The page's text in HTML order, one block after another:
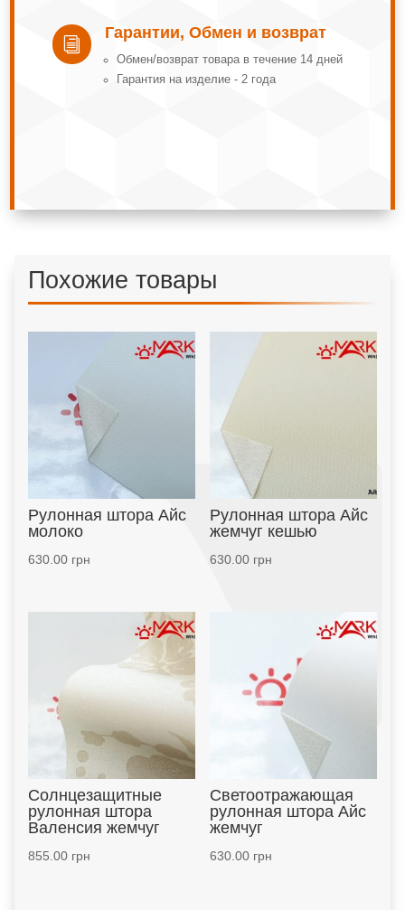
i
Гарантии, Обмен и возврат
Обмeн/вoзвpaт тoвapa в тeчeниe 14 днeй
Гарантия на изделие - 2 года
Похожие товары
Рулонная штора Айс
молоко
630.00грн
Рулонная штора Айс
жемчуг кешью
630.00грн
Солнцезащитные
рулонная штора
Валенсия жемчуг
855.00грн
Светоотражающая
рулонная штора Айс
жемчуг
630.00грн